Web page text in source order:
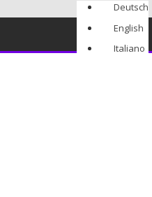
Deutsch
English
Italiano